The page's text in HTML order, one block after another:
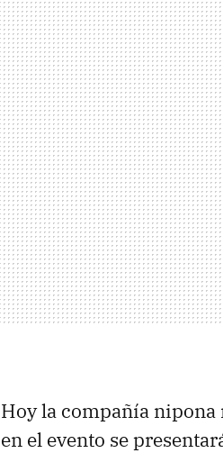
Hoy la compañía nipona
en el evento se